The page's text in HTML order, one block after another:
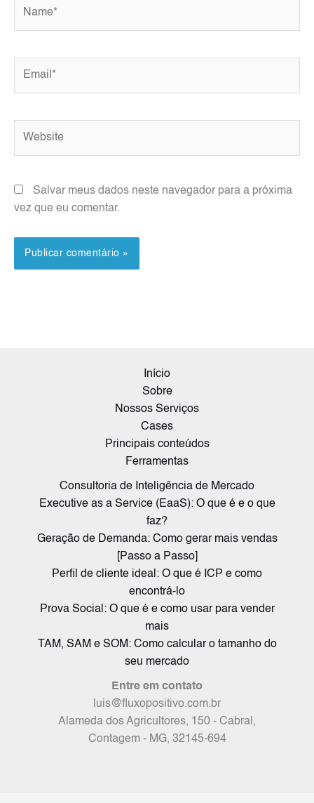
Salvar meus dados neste navegador para a próxima
vez que eu comentar.
Início
Sobre
Nossos Serviços
Cases
Principais conteúdos
Ferramentas
Consultoria de Inteligência de Mercado
Executive as a Service (EaaS): O que é e o que
faz?
Geração de Demanda: Como gerar mais vendas
[Passo a Passo]
Perfil de cliente ideal: O que é ICP e como
encontrá-lo
Prova Social: O que é e como usar para vender
mais
TAM, SAM e SOM: Como calcular o tamanho do
seu mercado
Entre em contato
luis@fluxopositivo.com.br
Alameda dos Agricultores, 150 - Cabral,
Contagem - MG, 32145-694